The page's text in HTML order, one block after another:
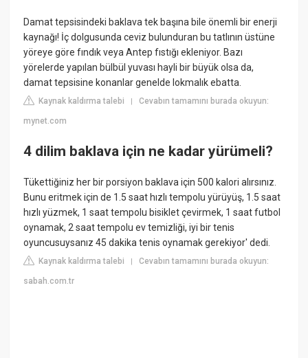
Damat tepsisindeki baklava tek başına bile önemli bir enerji
kaynağı! İç dolgusunda ceviz bulunduran bu tatlının üstüne
yöreye göre fındık veya Antep fıstığı ekleniyor. Bazı
yörelerde yapılan bülbül yuvası hayli bir büyük olsa da,
damat tepsisine konanlar genelde lokmalık ebatta.
Kaynak kaldırma talebi |Cevabın tamamını burada okuyun:
mynet.com
4 dilim baklava için ne kadar yürümeli?
Tükettiğiniz her bir porsiyon baklava için 500 kalori alırsınız.
Bunu eritmek için de 1.5 saat hızlı tempolu yürüyüş, 1.5 saat
hızlı yüzmek, 1 saat tempolu bisiklet çevirmek, 1 saat futbol
oynamak, 2 saat tempolu ev temizliği, iyi bir tenis
oyuncusuysanız 45 dakika tenis oynamak gerekiyor' dedi.
Kaynak kaldırma talebi |Cevabın tamamını burada okuyun:
sabah.com.tr